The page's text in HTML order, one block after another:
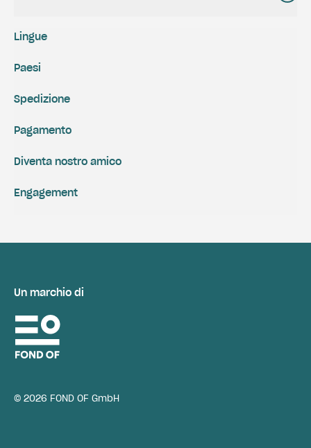
Spedizione
Pagamento
Engagement
Diventa nostro amico
Lingue
Paesi
Un marchio di
© 2026 FOND OF GmbH